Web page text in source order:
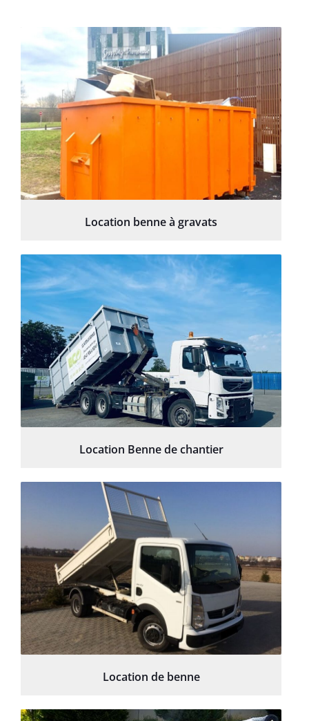
Location benne à gravats
Location Benne de chantier
Location de benne